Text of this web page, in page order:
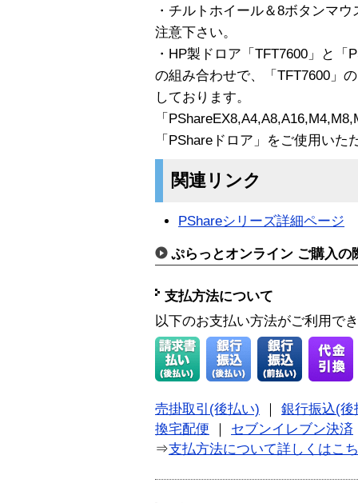
・チルトホイール＆8ボタンマ
注意下さい。
・HP製ドロア「TFT7600」と「
の組み合わせで、「TFT7600」
しております。
「
「PShareドロア」をご使用い
関連リンク
PShareシリーズ詳細ページ
ぷらっとオンライン ご購入の
支払方法について
以下のお支払い方法がご利用で
売掛取引(後払い)
銀行振込(後
換宅配便
セブンイレブン決済
⇒支払方法について詳しくはこ